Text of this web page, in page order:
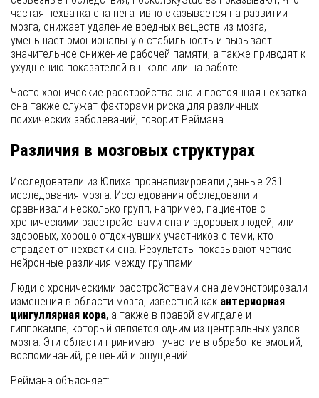
частая нехватка сна негативно сказывается на развитии
мозга, снижает удаление вредных веществ из мозга,
уменьшает эмоциональную стабильность и вызывает
значительное снижение рабочей памяти, а также приводят к
ухудшению показателей в школе или на работе.
Часто хронические расстройства сна и постоянная нехватка
сна также служат факторами риска для различных
психических заболеваний, говорит Реймана.
Различия в мозговых структурах
Исследователи из Юлиха проанализировали данные 231
исследования мозга. Исследования обследовали и
сравнивали несколько групп, например, пациентов с
хроническими расстройствами сна и здоровых людей, или
здоровых, хорошо отдохнувших участников с теми, кто
страдает от нехватки сна. Результаты показывают четкие
нейронные различия между группами.
Люди с хроническими расстройствами сна демонстрировали
изменения в области мозга, известной как антериорная
цингуллярная кора, а также в правой амигдале и
гиппокампе, который является одним из центральных узлов
мозга. Эти области принимают участие в обработке эмоций,
воспоминаний, решений и ощущений.
Реймана объясняет: